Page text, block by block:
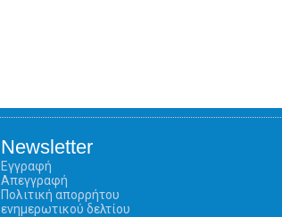
Newsletter
Εγγραφή
Απεγγραφή
Πολιτική απορρήτου
ενημερωτικού δελτίου